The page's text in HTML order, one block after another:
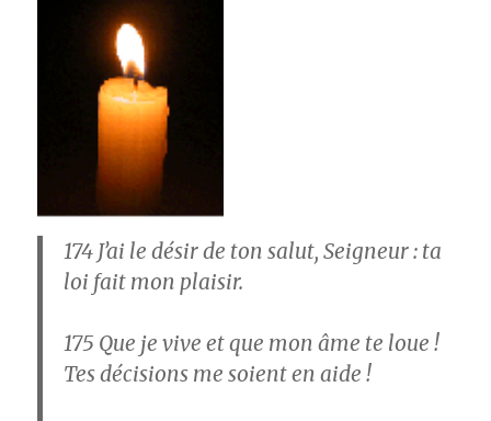
174 J’ai le désir de ton salut, Seigneur : ta
loi fait mon plaisir.
175 Que je vive et que mon âme te loue !
Tes décisions me soient en aide !